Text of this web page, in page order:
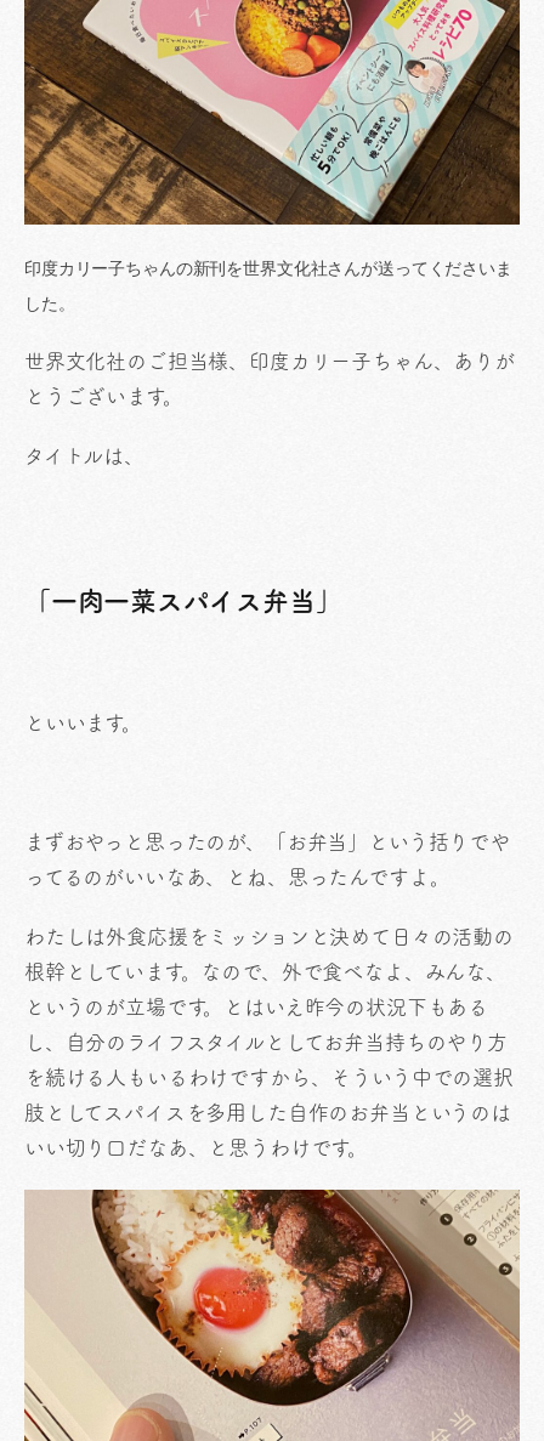
印度カリー子ちゃんの新刊を世界文化社さんが送ってくださいま
した。
世界文化社のご担当様、印度カリー子ちゃん、ありが
とうございます。
タイトルは、
「一肉一菜スパイス弁当」
といいます。
まずおやっと思ったのが、「お弁当」という括りでや
ってるのがいいなあ、とね、思ったんですよ。
わたしは外食応援をミッションと決めて日々の活動の
根幹としています。なので、外で食べなよ、みんな、
というのが立場です。とはいえ昨今の状況下もある
し、自分のライフスタイルとしてお弁当持ちのやり方
を続ける人もいるわけですから、そういう中での選択
肢としてスパイスを多用した自作のお弁当というのは
いい切り口だなあ、と思うわけです。